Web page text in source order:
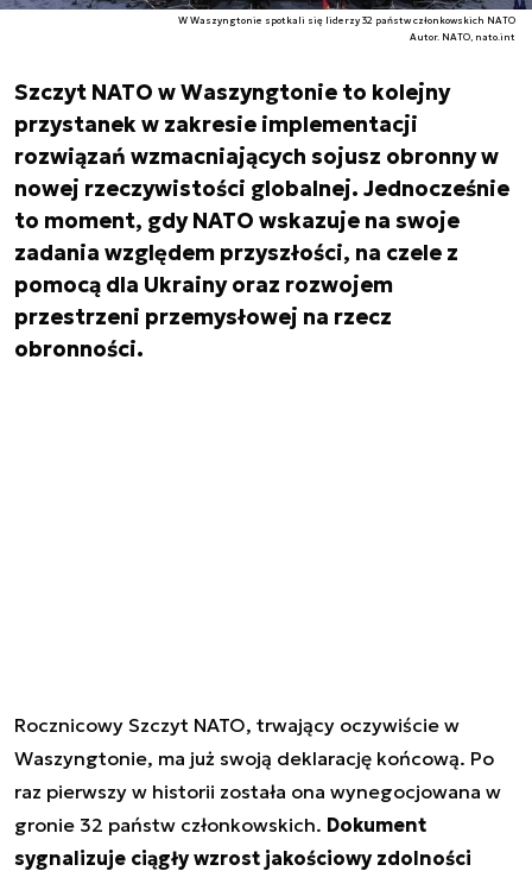
W Waszyngtonie spotkali się liderzy 32 państw członkowskich NATO
Autor. NATO, nato.int
Szczyt NATO w Waszyngtonie to kolejny
przystanek w zakresie implementacji
rozwiązań wzmacniających sojusz obronny w
nowej rzeczywistości globalnej. Jednocześnie
to moment, gdy NATO wskazuje na swoje
zadania względem przyszłości, na czele z
pomocą dla Ukrainy oraz rozwojem
przestrzeni przemysłowej na rzecz
obronności.
Rocznicowy Szczyt NATO, trwający oczywiście w
Waszyngtonie, ma już swoją deklarację końcową. Po
raz pierwszy w historii została ona wynegocjowana w
gronie 32 państw członkowskich. Dokument
sygnalizuje ciągły wzrost jakościowy zdolności